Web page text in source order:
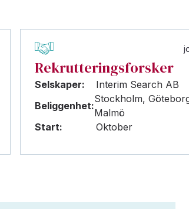
Rekrutteringsforsker
Selskaper:
Interim Search AB
Beliggenhet:
Stockholm,
Malmö
Start:
Oktober